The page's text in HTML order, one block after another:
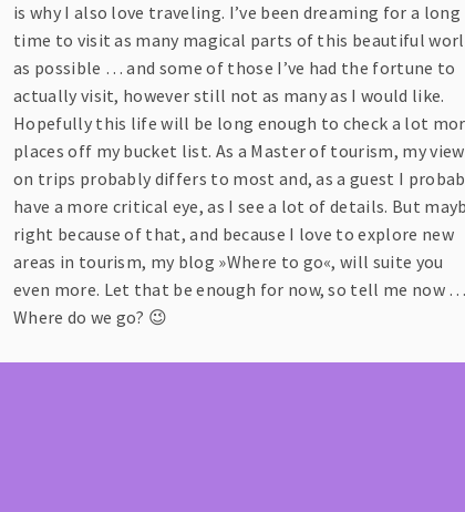
is why I also love traveling. I’ve been dreaming for a long
time to visit as many magical parts of this beautiful
as possible … and some of those I’ve had the fortune to
actually visit, however still not as many as I would like.
Hopefully this life will be long enough to check a lot
places off my bucket list. As a Master of tourism, my view
on trips probably differs to most and, as a guest I
have a more critical eye, as I see a lot of details. But
right because of that, and because I love to explore new
areas in tourism, my blog »Where to go«, will suite you
even more. Let that be enough for now, so tell me now …
Where do we go? 😉